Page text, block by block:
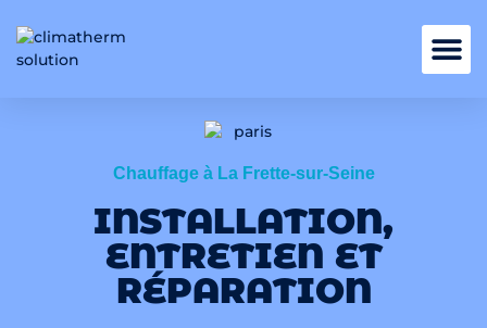
Chauffage à La Frette-sur-Seine
INSTALLATION,
ENTRETIEN ET
RÉPARATION